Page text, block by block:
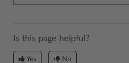
Is this page helpful?
Yes No